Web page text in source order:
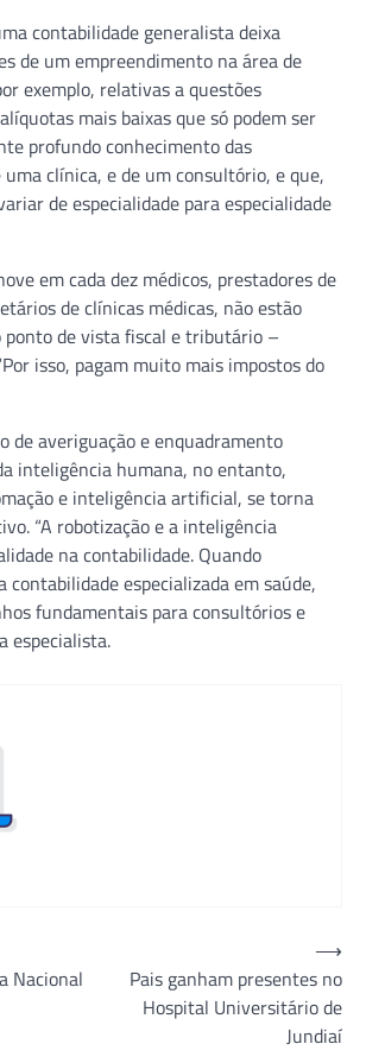
contabilidade generalista deixa
de um empreendimento na área de
exemplo, relativas a questões
mais baixas que só podem ser
profundo conhecimento das
uma clínica, e de um consultório, e que,
de especialidade para especialidade
em cada dez médicos, prestadores de
de clínicas médicas, não estão
ponto de vista fiscal e tributário –
isso, pagam muito mais impostos do
de averiguação e enquadramento
inteligência humana, no entanto,
e inteligência artificial, se torna
“A robotização e a inteligência
na contabilidade. Quando
contabilidade especializada em saúde,
fundamentais para consultórios e
especialista.
Nacional
Pais ganham presentes no
Hospital Universitário de
Jundiaí
⟶